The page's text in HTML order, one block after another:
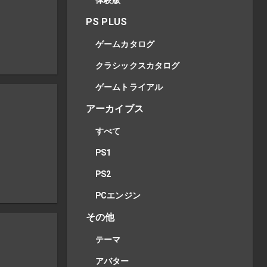
PS PLUS
ゲームカタログ
クラシックスカタログ
ゲームトライアル
アーカイブス
すべて
PS1
PS2
PCエンジン
その他
テーマ
アバター